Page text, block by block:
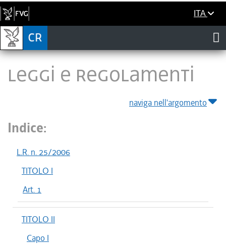
ITA
LEGGI E REGOLAMENTI
naviga nell'argomento
Indice:
L.R. n. 25/2006
TITOLO I
Art. 1
TITOLO II
Capo I